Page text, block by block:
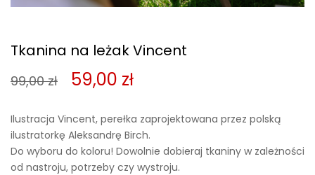
Tkanina na leżak Vincent
99,00zł
Pierwotna
wynosiła:
99,00 zł.
59,00 zł
wynosi:
59,00 zł.
Ilustracja Vincent, perełka zaprojektowana przez polską
ilustratorkę Aleksandrę Birch.
Do wyboru do koloru! Dowolnie dobieraj tkaniny w zależności
od nastroju, potrzeby czy wystroju.